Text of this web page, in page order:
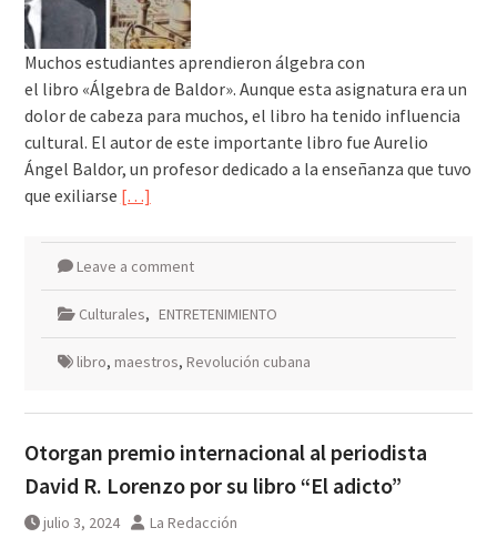
Muchos estudiantes aprendieron álgebra con
el libro «Álgebra de Baldor». Aunque esta asignatura era un
dolor de cabeza para muchos, el libro ha tenido influencia
cultural. El autor de este importante libro fue Aurelio
Ángel Baldor, un profesor dedicado a la enseñanza que tuvo
que exiliarse […]
Leave a comment
Culturales, ENTRETENIMIENTO
libro, maestros, Revolución cubana
Otorgan premio internacional al periodista
David R. Lorenzo por su libro “El adicto”
julio 3, 2024 La Redacción